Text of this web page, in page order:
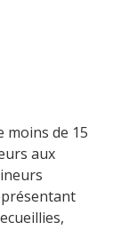
moins de 15
aux